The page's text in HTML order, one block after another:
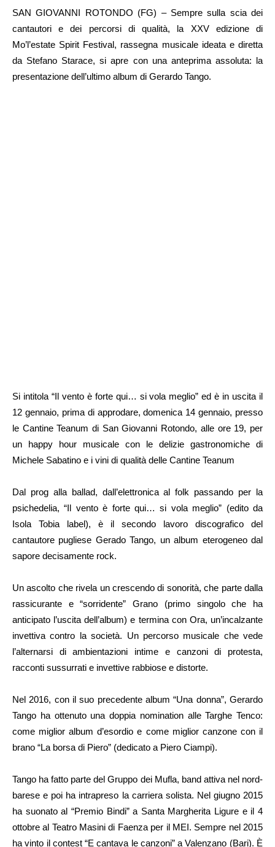
SAN GIOVANNI ROTONDO (FG) – Sempre sulla scia dei
cantautori e dei percorsi di qualità, la XXV edizione di
Mo’l’estate Spirit Festival, rassegna musicale ideata e diretta
da Stefano Starace, si apre con una anteprima assoluta: la
presentazione dell’ultimo album di Gerardo Tango.
Si intitola “Il vento è forte qui… si vola meglio” ed è in uscita il
12 gennaio, prima di approdare, domenica 14 gennaio, presso
le Cantine Teanum di San Giovanni Rotondo, alle ore 19, per
un happy hour musicale con le delizie gastronomiche di
Michele Sabatino e i vini di qualità delle Cantine Teanum
Dal prog alla ballad, dall’elettronica al folk passando per la
psichedelia, “Il vento è forte qui… si vola meglio” (edito da
Isola Tobia label), è il secondo lavoro discografico del
cantautore pugliese Gerado Tango, un album eterogeneo dal
sapore decisamente rock.
Un ascolto che rivela un crescendo di sonorità, che parte dalla
rassicurante e “sorridente” Grano (primo singolo che ha
anticipato l’uscita dell’album) e termina con Ora, un’incalzante
invettiva contro la società. Un percorso musicale che vede
l’alternarsi di ambientazioni intime e canzoni di protesta,
racconti sussurrati e invettive rabbiose e distorte.
Nel 2016, con il suo precedente album “Una donna”, Gerardo
Tango ha ottenuto una doppia nomination alle Targhe Tenco:
come miglior album d’esordio e come miglior canzone con il
brano “La borsa di Piero” (dedicato a Piero Ciampi).
Tango ha fatto parte del Gruppo dei Mufla, band attiva nel nord-
barese e poi ha intrapreso la carriera solista. Nel giugno 2015
ha suonato al “Premio Bindi” a Santa Margherita Ligure e il 4
ottobre al Teatro Masini di Faenza per il MEI. Sempre nel 2015
ha vinto il contest “E cantava le canzoni” a Valenzano (Bari). È